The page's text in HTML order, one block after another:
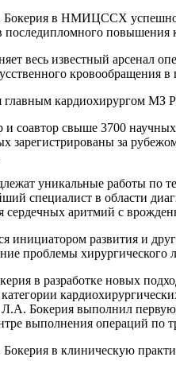
в НМИЦССХ успешно
последипломного повышения
весь известный арсенал
кровообращения в
главным кардиохирургом МЗ
соавтор свыше 3700
зарегистрированы за
уникальные работы по
специалист в области
сердечных аритмий с
инициатором развития и
проблемы хирургического
в разработке новых
Л.А. Бокерия выполнил
выполнения операций по
в клиническую